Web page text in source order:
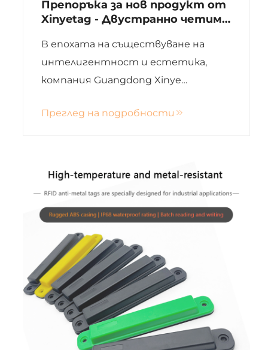
Препоръка за нов продукт от
Xinyetag - Двустранно четима
В епохата на съществуване на
интелигентност и естетика,
компания Guangdong Xinye
двустранно четими RFID метални
текстур. Този нов продукт
перфектно комбинира...
Преглед на подробности